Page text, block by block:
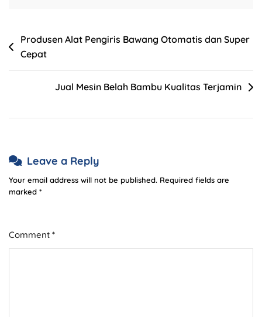
Produsen Alat Pengiris Bawang Otomatis dan Super
Cepat
Jual Mesin Belah Bambu Kualitas Terjamin
Leave a Reply
Your email address will not be published. Required fields are
marked *
Comment *